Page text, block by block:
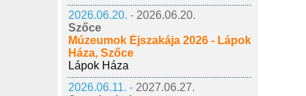
2026.06.20. - 2026.06.20.
Szőce
Múzeumok Éjszakája 2026 - Lápok
Háza, Szőce
Lápok Háza
2026.06.11. - 2027.06.27.